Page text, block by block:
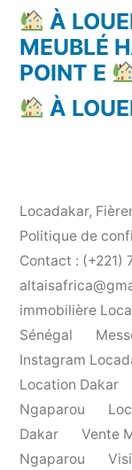
À
MEUBLÉ
POINT E
À
Locadakar,
Politique de
Contact : (+221)
immobilière
Sénégal
Instagram
Location Dakar
Ngaparou
Dakar
Vente
Ngaparou